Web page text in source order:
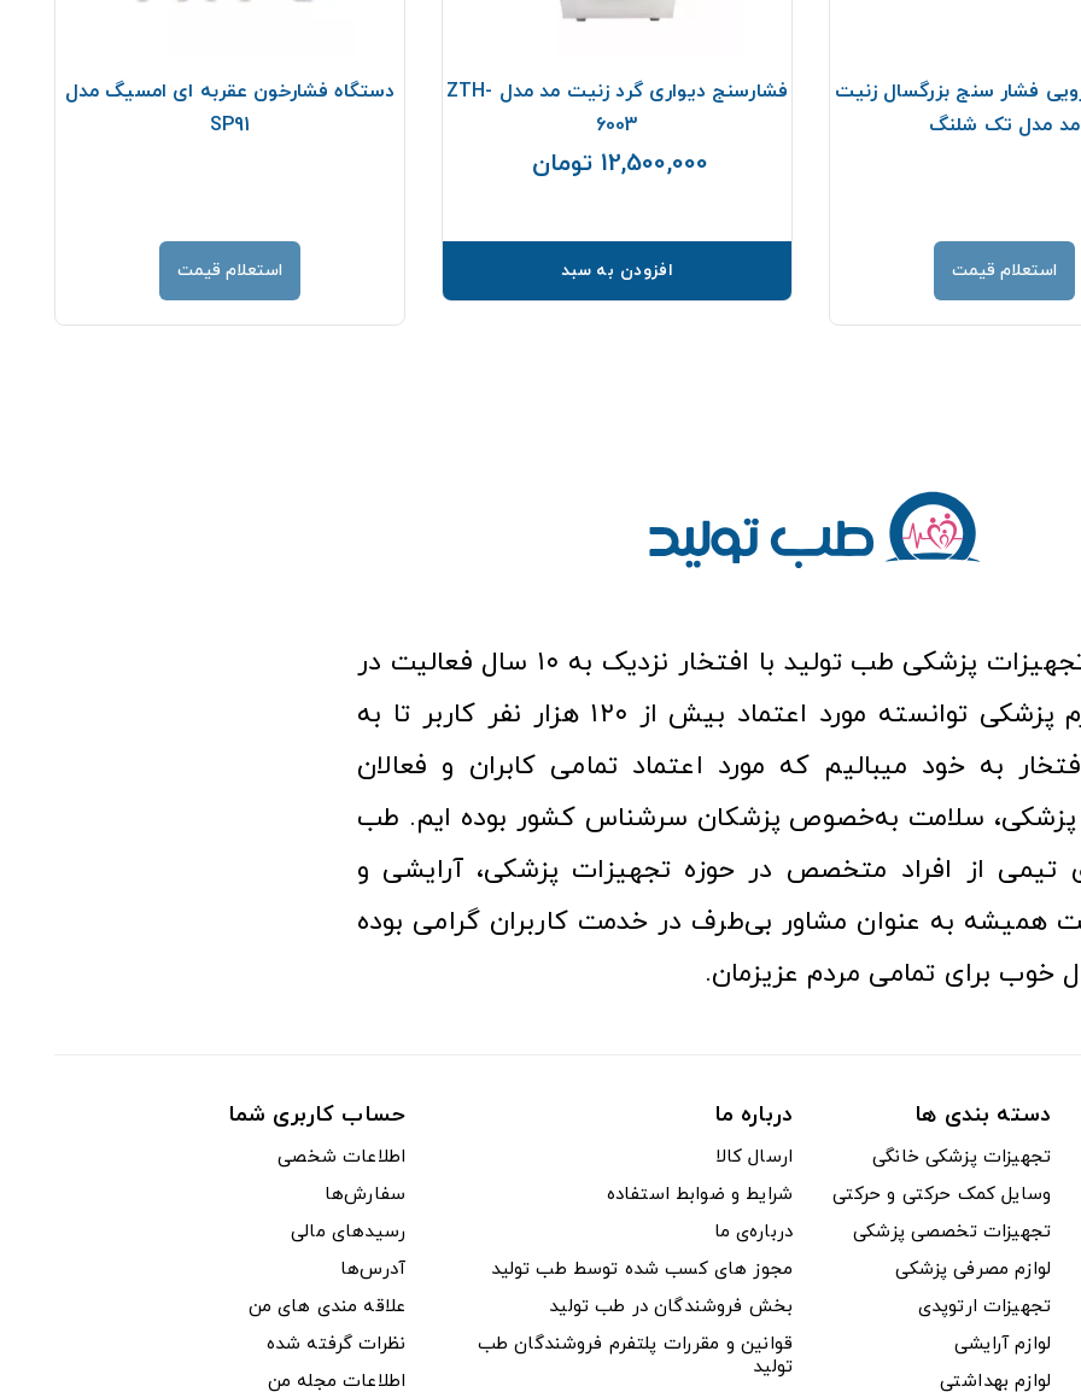
فشار سنج بزرگسال زنیت
مد مدل تک شلنگ
استعلام قیمت
فشارسنج دیواری گرد زنیت مد مدل ZTH-
6003
12,500,000 تومان
افزودن به سبد
دستگاه فشارخون عقربه ای امسیگ مدل
SP91
استعلام قیمت
فروشگاه آنلاین تجهیزات پزشکی طب تولید با افتخار نزدیک به ۱۰ سال فعالیت در
عرصه کالا و لوازم پزشکی توانسته مورد اعتماد بیش از ۱۲۰ هزار نفر کاربر تا به
به خود میبالیم که مورد اعتماد تمامی کابران و فعالان
سلامت به‌خصوص پزشکان سرشناس کشور بوده ایم. طب
تیمی از افراد متخصص در حوزه تجهیزات پزشکی، آرایشی و
همیشه به عنوان مشاور بی‌طرف در خدمت کاربران گرامی بوده
خوب برای تمامی مردم عزیزمان.
دسته بندی ها
تجهیزات پزشکی خانگی
وسایل کمک حرکتی و حرکتی
تجهیزات تخصصی پزشکی
لوازم مصرفی پزشکی
تجهیزات ارتوپدی
لوازم آرایشی
لوازم بهداشتی
درباره ما
ارسال کالا
شرایط و ضوابط استفاده
درباره‌ی ما
مجوز های کسب شده توسط طب تولید
بخش فروشندگان در طب تولید
قوانین و مقررات پلتفرم فروشندگان طب
تولید
حساب کاربری شما
اطلاعات شخصی
سفارش‌ها
رسیدهای مالی
آدرس‌ها
علاقه مندی های من
نظرات گرفته شده
اطلاعات مجله من